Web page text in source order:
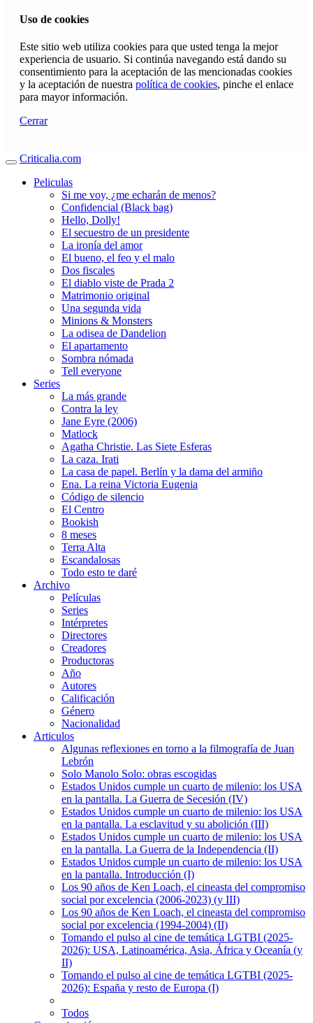
Uso de cookies
Este sitio web utiliza cookies para que usted tenga la mejor
experiencia de usuario. Si continúa navegando está dando su
consentimiento para la aceptación de las mencionadas cookies
y la aceptación de nuestra política de cookies, pinche el enlace
para mayor información.
Cerrar
Criticalia.com
Peliculas
Si me voy, ¿me echarán de menos?
Confidencial (Black bag)
Hello, Dolly!
El secuestro de un presidente
La ironía del amor
El bueno, el feo y el malo
Dos fiscales
El diablo viste de Prada 2
Matrimonio original
Una segunda vida
Minions & Monsters
La odisea de Dandelion
El apartamento
Sombra nómada
Tell everyone
Series
La más grande
Contra la ley
Jane Eyre (2006)
Matlock
Agatha Christie. Las Siete Esferas
La caza. Irati
La casa de papel. Berlín y la dama del armiño
Ena. La reina Victoria Eugenia
Código de silencio
El Centro
Bookish
8 meses
Terra Alta
Escandalosas
Todo esto te daré
Archivo
Películas
Series
Intérpretes
Directores
Creadores
Productoras
Año
Autores
Calificación
Género
Nacionalidad
Articulos
Algunas reflexiones en torno a la filmografía de Juan
Lebrón
Solo Manolo Solo: obras escogidas
Estados Unidos cumple un cuarto de milenio: los USA
en la pantalla. La Guerra de Secesión (IV)
Estados Unidos cumple un cuarto de milenio: los USA
en la pantalla. La esclavitud y su abolición (III)
Estados Unidos cumple un cuarto de milenio: los USA
en la pantalla. La Guerra de la Independencia (II)
Estados Unidos cumple un cuarto de milenio: los USA
en la pantalla. Introducción (I)
Los 90 años de Ken Loach, el cineasta del compromiso
social por excelencia (2006-2023) (y III)
Los 90 años de Ken Loach, el cineasta del compromiso
social por excelencia (1994-2004) (II)
Tomando el pulso al cine de temática LGTBI (2025-
2026): USA, Latinoamérica, Asia, África y Oceanía (y
II)
Tomando el pulso al cine de temática LGTBI (2025-
2026): España y resto de Europa (I)
Todos